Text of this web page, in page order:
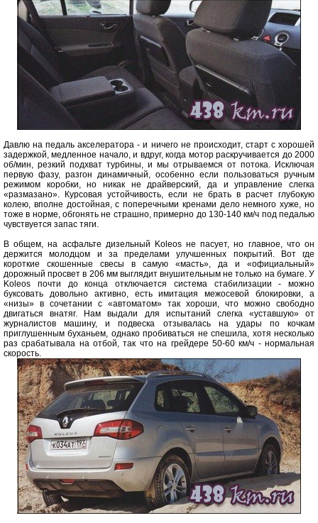
Давлю на педаль акселератора - и ничего не происходит, старт с хорошей
задержкой, медленное начало, и вдруг, когда мотор раскручивается до 2000
об/мин, резкий подхват турбины, и мы отрываемся от потока. Исключая
первую фазу, разгон динамичный, особенно если пользоваться ручным
режимом коробки, но никак не драйверский, да и управление слегка
«размазано». Курсовая устойчивость, если не брать в расчет глубокую
колею, вполне достойная, с поперечными кренами дело немного хуже, но
тоже в норме, обгонять не страшно, примерно до 130-140 км/ч под педалью
чувствуется запас тяги.
В общем, на асфальте дизельный Koleos не пасует, но главное, что он
держится молодцом и за пределами улучшенных покрытий. Вот где
короткие скошенные свесы в самую «масть», да и «официальный»
дорожный просвет в 206 мм выглядит внушительным не только на бумаге. У
Koleos почти до конца отключается система стабилизации - можно
буксовать довольно активно, есть имитация межосевой блокировки, а
«низы» в сочетании с «автоматом» так хороши, что можно свободно
двигаться внатяг. Нам выдали для испытаний слегка «уставшую» от
журналистов машину, и подвеска отзывалась на удары по кочкам
приглушенным буханьем, однако пробиваться не спешила, хотя несколько
раз срабатывала на отбой, так что на грейдере 50-60 км/ч - нормальная
скорость.